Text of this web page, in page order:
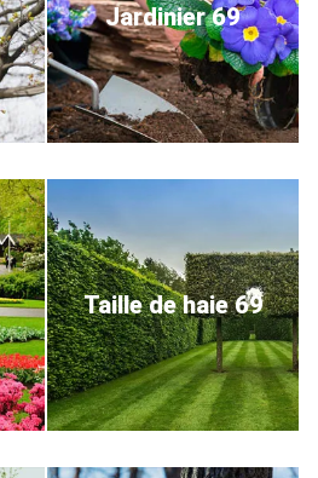
Jardinier 69
Taille de haie 69